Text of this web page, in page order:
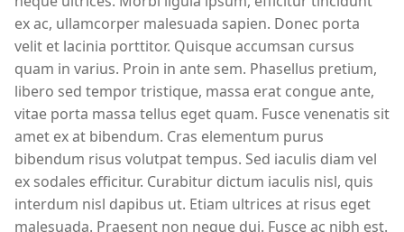
ex ac, ullamcorper malesuada sapien. Donec porta
velit et lacinia porttitor. Quisque accumsan cursus
quam in varius. Proin in ante sem. Phasellus pretium,
libero sed tempor tristique, massa erat congue ante,
vitae porta massa tellus eget quam. Fusce venenatis sit
amet ex at bibendum. Cras elementum purus
bibendum risus volutpat tempus. Sed iaculis diam vel
ex sodales efficitur. Curabitur dictum iaculis nisl, quis
interdum nisl dapibus ut. Etiam ultrices at risus eget
malesuada. Praesent non neque dui. Fusce ac nibh est.